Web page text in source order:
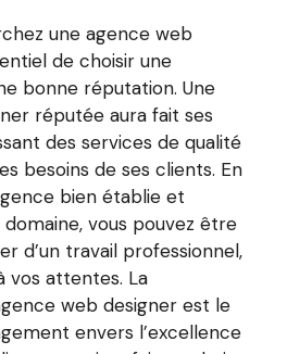
une agence web
de choisir une
bonne réputation. Une
réputée aura fait ses
des services de qualité
besoins de ses clients. En
bien établie et
vous pouvez être
d’un travail professionnel,
vos attentes. La
web designer est le
envers l’excellence